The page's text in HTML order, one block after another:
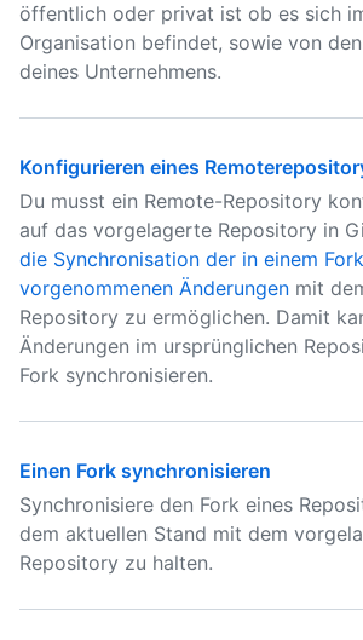
öffentlich oder privat ist ob es sich
Organisation befindet, sowie von
deines Unternehmens.
Konfigurieren eines
Du musst ein Remote-Repository
auf das vorgelagerte Repository in
die Synchronisation der in einem Fork
vorgenommenen Änderungen mit
Repository zu ermöglichen. Damit
Änderungen im ursprünglichen
Fork synchronisieren.
Einen Fork synchronisieren
Synchronisiere den Fork eines
dem aktuellen Stand mit dem
Repository zu halten.